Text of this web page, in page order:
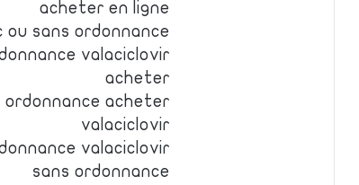
acheter en ligne
sans ordonnance
valaciclovir
acheter
acheter
valaciclovir
valaciclovir
sans ordonnance